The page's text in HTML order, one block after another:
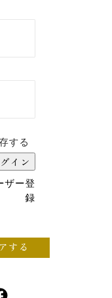
する
ザー登
録
する